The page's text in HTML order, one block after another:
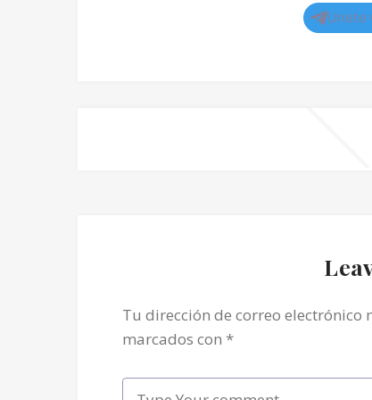
Unete
Tu dirección de correo electrónico
marcados con *